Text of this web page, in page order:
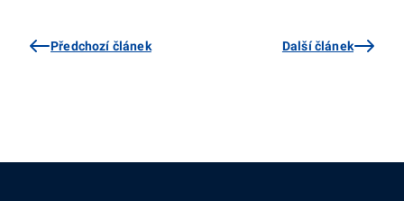
Předchozí článek Další článek